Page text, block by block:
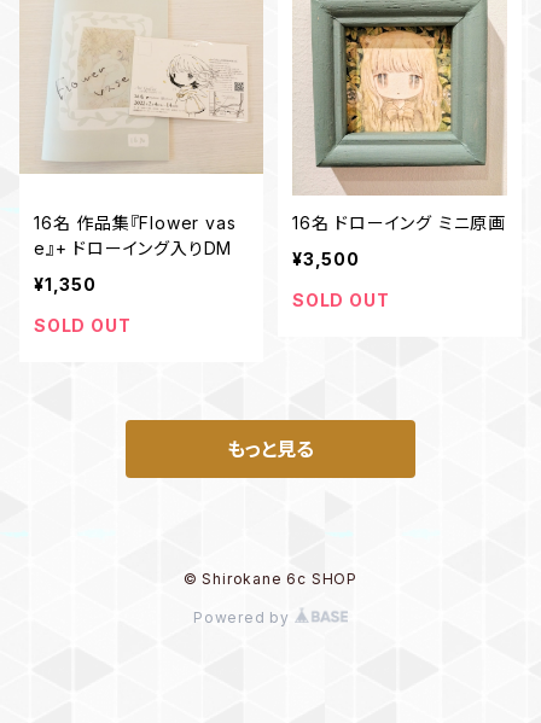
16名 作品集『Flower vas
e』+ ドローイング入りDM
¥1,350
SOLD OUT
16名 ドローイング ミニ原画
¥3,500
SOLD OUT
もっと見る
© Shirokane 6c SHOP
Powered by